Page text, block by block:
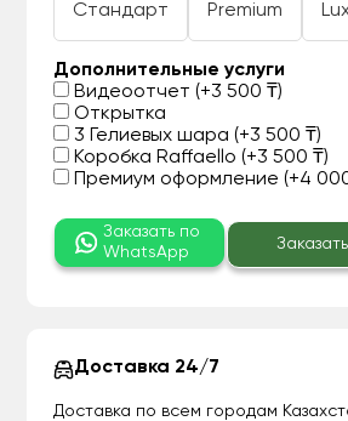
Стандарт Premium
Дополнительные услуги
Видеоотчет (+3 500 ₸)
Открытка
3 Гелиевых шара (+3 500 ₸)
Коробка Raffaello (+3 500 ₸)
Премиум оформление (+4
Заказать по
WhatsApp
Заказать
Доставка 24/7
Доставка по всем городам